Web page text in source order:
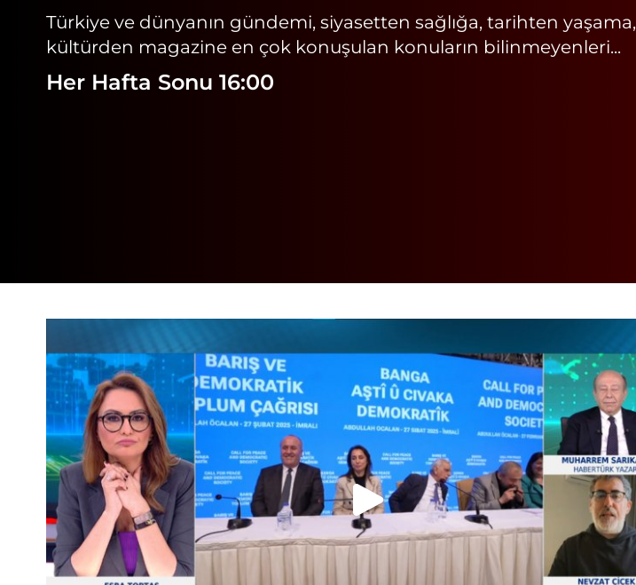
Türkiye ve dünyanın gündemi, siyasetten sağlığa, tarihten yaşama,
kültürden magazine en çok konuşulan konuların bilinmeyenleri...
Her Hafta Sonu 16:00